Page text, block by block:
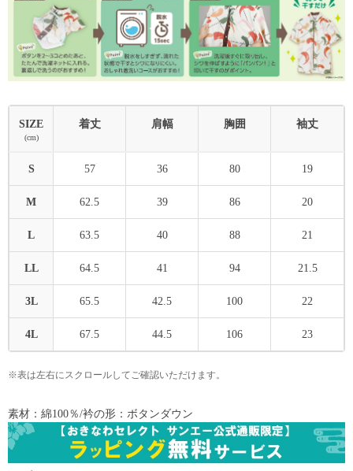
SIZE
(cm)
着丈 肩幅 胸囲 袖丈
S 57 36 80 19
M 62.5 39 86 20
L 63.5 40 88 21
LL 64.5 41 94 21.5
3L 65.5 42.5 100 22
4L 67.5 44.5 106 23
※表は左右にスクロールしてご確認いただけます。
素材：綿100％/衿の形：ボタンダウン